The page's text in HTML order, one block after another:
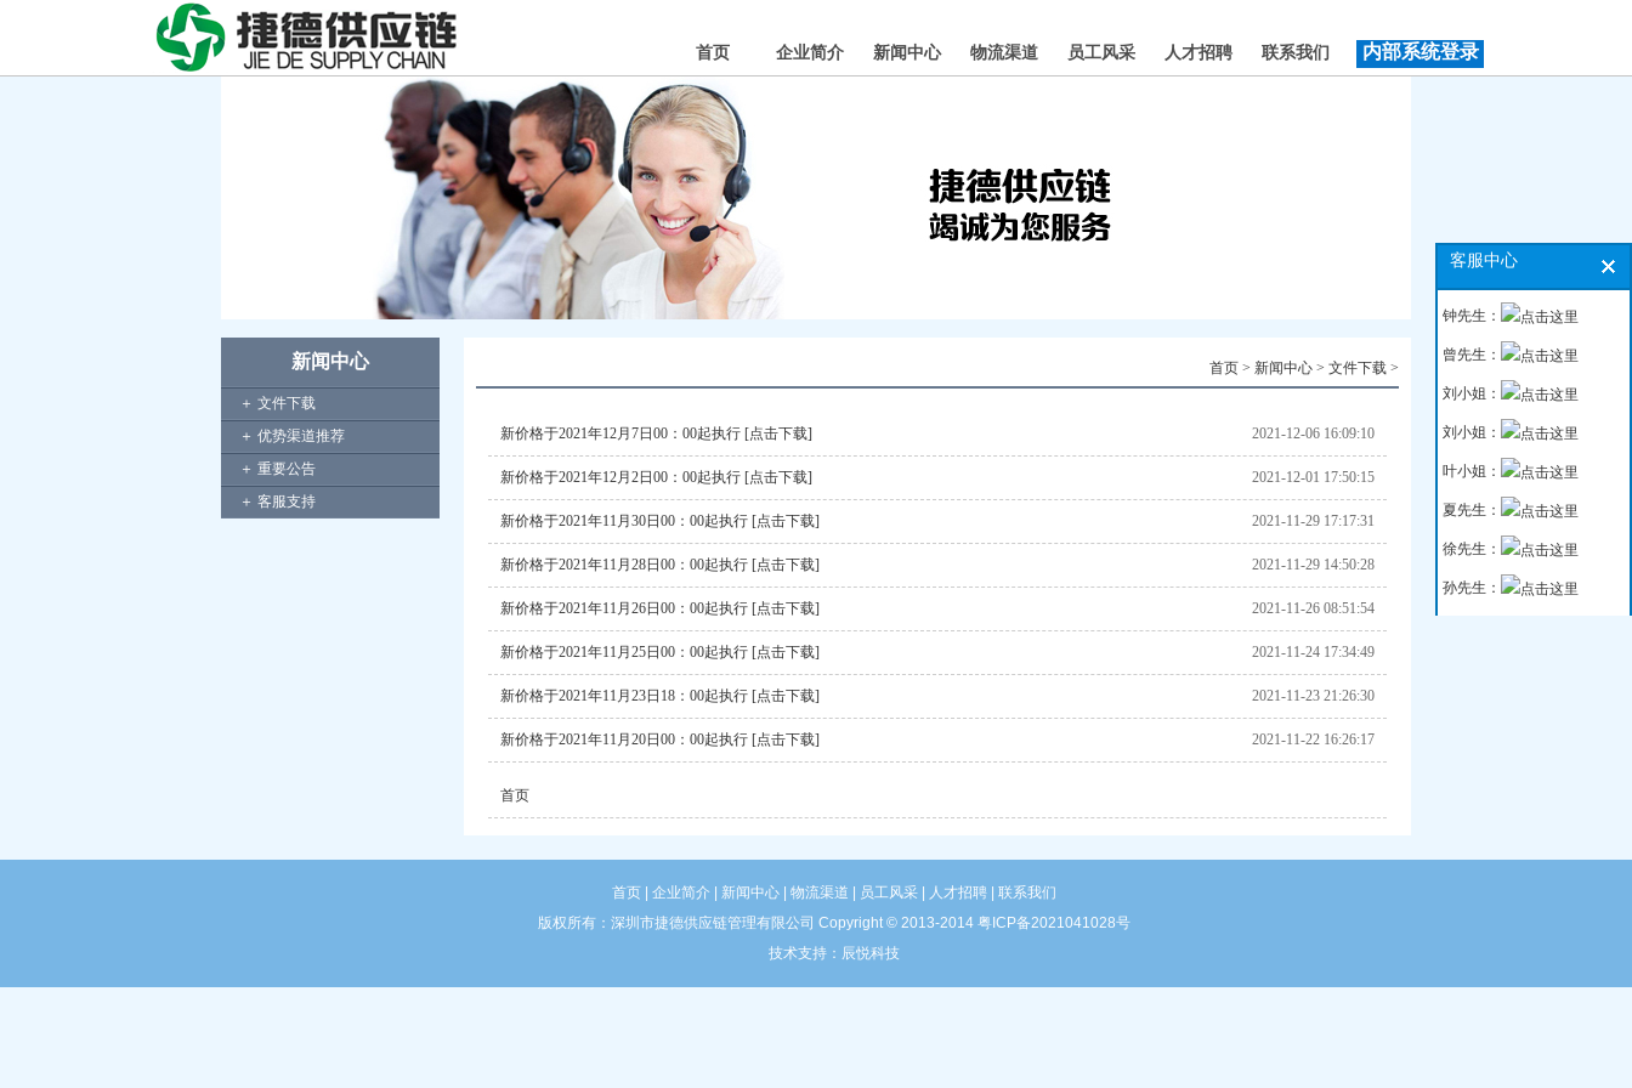
内部系统登录
首页 企业简介 新闻中心 物流渠道 员工风采 人才招聘 联系我们
新闻中心
＋ 文件下载
＋ 优势渠道推荐
＋ 重要公告
＋ 客服支持
首页 > 新闻中心 > 文件下载 >
2021-12-06 16:09:10
新价格于2021年12月7日00：00起执行 [点击下载]
2021-12-01 17:50:15
新价格于2021年12月2日00：00起执行 [点击下载]
2021-11-29 17:17:31
新价格于2021年11月30日00：00起执行 [点击下载]
2021-11-29 14:50:28
新价格于2021年11月28日00：00起执行 [点击下载]
2021-11-26 08:51:54
新价格于2021年11月26日00：00起执行 [点击下载]
2021-11-24 17:34:49
新价格于2021年11月25日00：00起执行 [点击下载]
2021-11-23 21:26:30
新价格于2021年11月23日18：00起执行 [点击下载]
2021-11-22 16:26:17
新价格于2021年11月20日00：00起执行 [点击下载]
首页
首页 | 企业简介 | 新闻中心 | 物流渠道 | 员工风采 | 人才招聘 | 联系我们
版权所有：深圳市捷德供应链管理有限公司 Copyright © 2013-2014 粤ICP备2021041028号
技术支持： 辰悦科技
客服中心
钟先生：
曾先生：
刘小姐：
刘小姐：
叶小姐：
夏先生：
徐先生：
孙先生：